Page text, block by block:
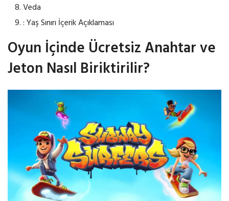
Veda
: Yaş Sınırı İçerik Açıklaması
Oyun İçinde Ücretsiz Anahtar ve
Jeton Nasıl Biriktirilir?